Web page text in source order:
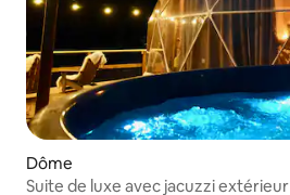
Dôme
Suite de luxe avec jacuzzi extérieur